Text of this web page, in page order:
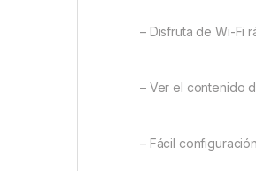
– Disfruta de Wi-Fi
– Ver el contenido
– Fácil